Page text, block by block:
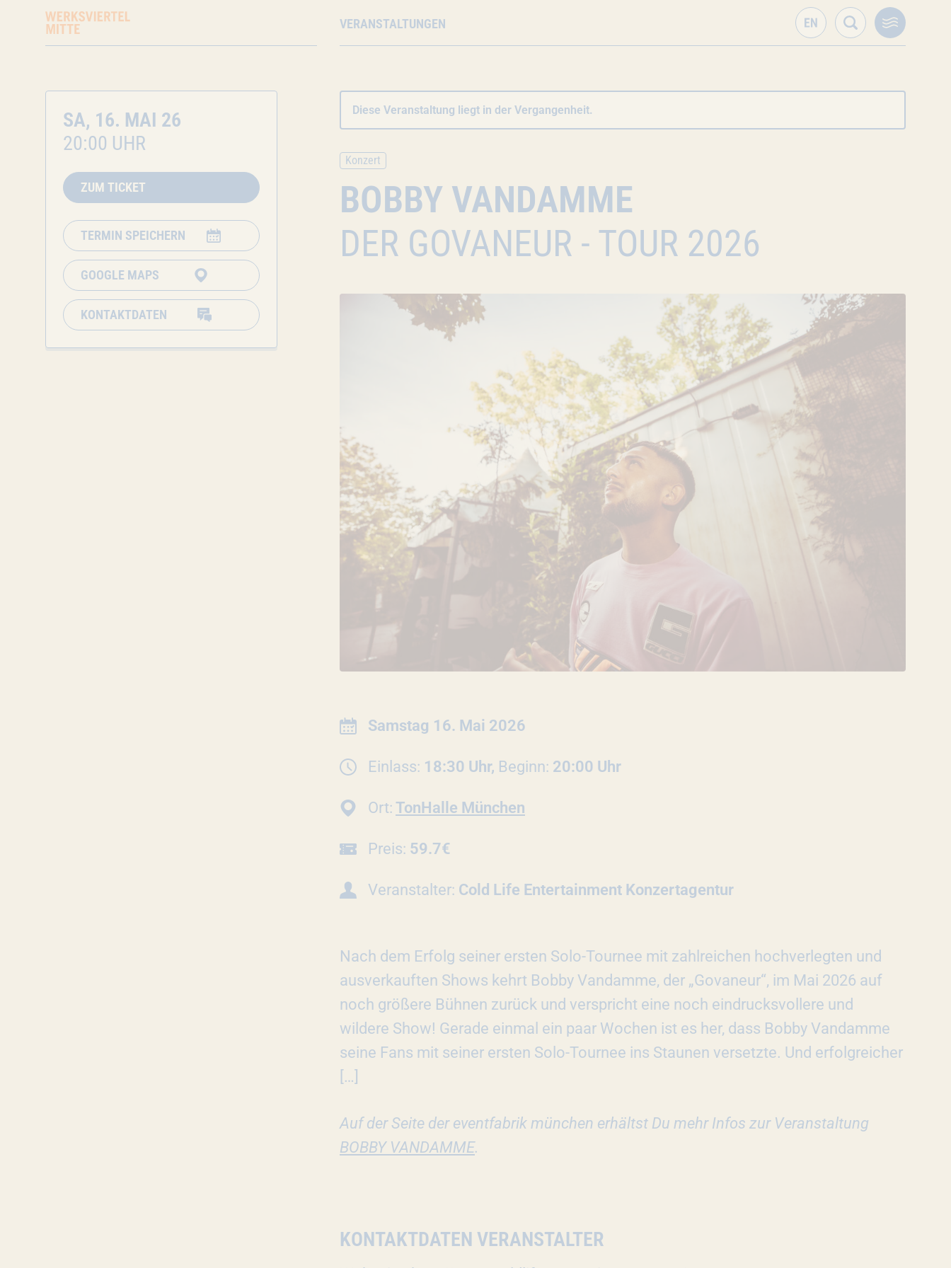
VERANSTALTUNGEN
Diese Veranstaltung liegt in der Vergangenheit.
Konzert
BOBBY VANDAMME
DER GOVANEUR - TOUR 2026
Datum:
Samstag 16. Mai 2026
Einlass: 18:30 Uhr, Beginn: 20:00 Uhr
Ort: TonHalle München
Preis: 59.7€
Veranstalter: Cold Life Entertainment Konzertagentur
SA, 16. MAI 26
20:00 UHR
ZUM TICKET
TERMIN SPEICHERN
GOOGLE MAPS
KONTAKTDATEN
Nach dem Erfolg seiner ersten Solo-Tournee mit zahlreichen hochverlegten und
ausverkauften Shows kehrt Bobby Vandamme, der „Govaneur“, im Mai 2026 auf
noch größere Bühnen zurück und verspricht eine noch eindrucksvollere und
wildere Show! Gerade einmal ein paar Wochen ist es her, dass Bobby Vandamme
seine Fans mit seiner ersten Solo-Tournee ins Staunen versetzte. Und erfolgreicher
[…]
Auf der Seite der eventfabrik münchen erhältst Du mehr Infos zur Veranstaltung
BOBBY VANDAMME.
KONTAKTDATEN VERANSTALTER